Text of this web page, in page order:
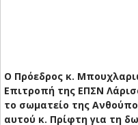
Ο Πρόεδρος κ.
Επιτροπή της ΕΠΣΝ
το σωματείο της
αυτού κ. Πρίφτη για τη